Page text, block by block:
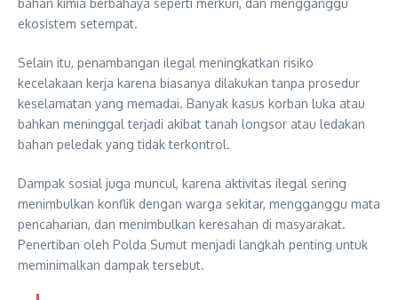
ekosistem setempat.
Selain itu, penambangan ilegal meningkatkan risiko
kecelakaan kerja karena biasanya dilakukan tanpa prosedur
keselamatan yang memadai. Banyak kasus korban luka atau
bahkan meninggal terjadi akibat tanah longsor atau ledakan
bahan peledak yang tidak terkontrol.
Dampak sosial juga muncul, karena aktivitas ilegal sering
menimbulkan konflik dengan warga sekitar, mengganggu mata
pencaharian, dan menimbulkan keresahan di masyarakat.
Penertiban oleh Polda Sumut menjadi langkah penting untuk
meminimalkan dampak tersebut.